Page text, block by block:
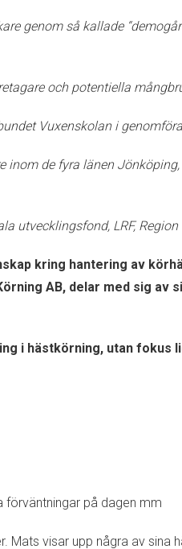
genom så kallade
och potentiella
Vuxenskolan i
de fyra länen
utvecklingsfond, LRF,
kring hantering av
AB, delar med sig
i hästkörning, utan
på dagen mm
Mats visar upp några av sina